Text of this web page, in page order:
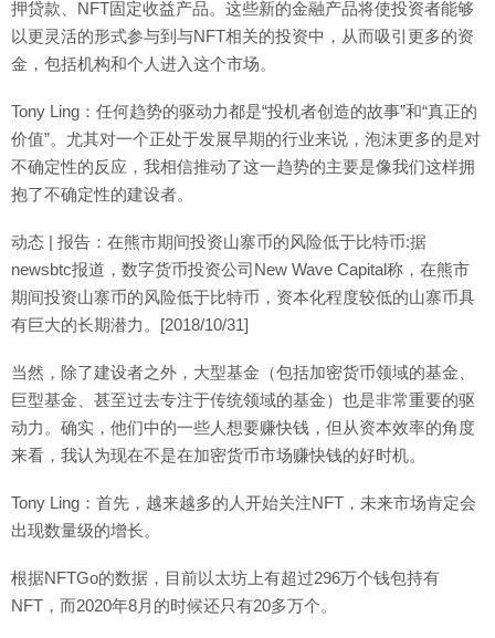
押贷款、NFT固定收益产品。这些新的金融产品将使投资者能够
以更灵活的形式参与到与NFT相关的投资中，从而吸引更多的资
金，包括机构和个人进入这个市场。
Tony Ling：任何趋势的驱动力都是“投机者创造的故事”和“真正的
价值”。尤其对一个正处于发展早期的行业来说，泡沫更多的是对
不确定性的反应，我相信推动了这一趋势的主要是像我们这样拥
抱了不确定性的建设者。
动态 | 报告：在熊市期间投资山寨币的风险低于比特币:据
newsbtc报道，数字货币投资公司New Wave Capital称，在熊市
期间投资山寨币的风险低于比特币，资本化程度较低的山寨币具
有巨大的长期潜力。[2018/10/31]
当然，除了建设者之外，大型基金（包括加密货币领域的基金、
巨型基金、甚至过去专注于传统领域的基金）也是非常重要的驱
动力。确实，他们中的一些人想要赚快钱，但从资本效率的角度
来看，我认为现在不是在加密货币市场赚快钱的好时机。
Tony Ling：首先，越来越多的人开始关注NFT，未来市场肯定会
出现数量级的增长。
根据NFTGo的数据，目前以太坊上有超过296万个钱包持有
NFT，而2020年8月的时候还只有20多万个。